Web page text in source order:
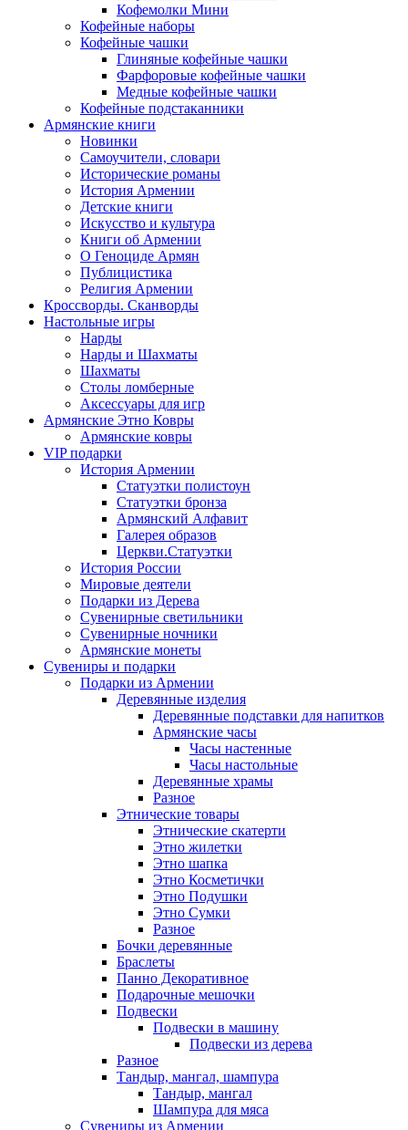
Кофемолки Мини
Кофейные наборы
Кофейные чашки
Глиняные кофейные чашки
Фарфоровые кофейные чашки
Медные кофейные чашки
Кофейные подстаканники
Армянские книги
Новинки
Самоучители, словари
Исторические романы
История Армении
Детские книги
Иcкусство и культура
Книги об Армении
О Геноциде Армян
Публицистика
Религия Армении
Кроссворды. Сканворды
Настольные игры
Нарды
Нарды и Шахматы
Шахматы
Столы ломберные
Аксессуары для игр
Армянские Этно Ковры
Армянские ковры
VIP подарки
История Армении
Статуэтки полистоун
Статуэтки бронза
Армянский Алфавит
Галерея образов
Церкви.Статуэтки
История России
Мировые деятели
Подарки из Дерева
Сувенирные светильники
Сувенирные ночники
Армянские монеты
Сувениры и подарки
Подарки из Армении
Деревянные изделия
Деревянные подставки для напитков
Армянские часы
Часы настенные
Часы настольные
Деревянные храмы
Разное
Этнические товары
Этнические скатерти
Этно жилетки
Этно шапка
Этно Косметички
Этно Подушки
Этно Сумки
Разное
Бочки деревянные
Браслеты
Панно Декоративное
Подарочные мешочки
Подвески
Подвески в машину
Подвески из дерева
Разное
Тандыр, мангал, шампура
Тандыр, мангал
Шампура для мяса
Сувениры из Армении